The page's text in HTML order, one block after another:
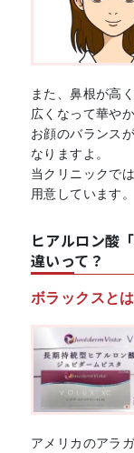
また、鼻根が高
広くなって華や
お顔のバランス
なりますよ。
当クリニックで
用意しています。
ヒアルロン酸
違いって？
ボラックスとは
アメリカのアラ